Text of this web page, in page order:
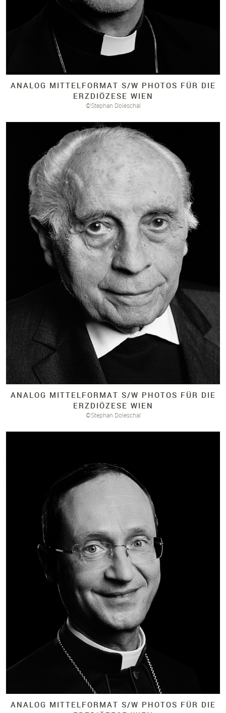
ANALOG MITTELFORMAT S/W PHOTOS FÜR DIE
ERZDIÖZESE WIEN
©Stephan Doleschal
ANALOG MITTELFORMAT S/W PHOTOS FÜR DIE
ERZDIÖZESE WIEN
©Stephan Doleschal
ANALOG MITTELFORMAT S/W PHOTOS FÜR DIE